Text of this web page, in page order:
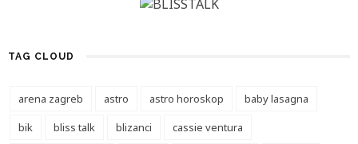
TAG CLOUD
arena zagreb astro astro horoskop
baby lasagna
bik
bliss talk blizanci
cassie ventura